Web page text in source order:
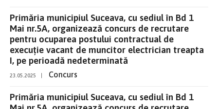
Primăria municipiul Suceava, cu sediul în Bd 1
Mai nr.5A, organizează concurs de recrutare
pentru ocuparea postului contractual de
execuție vacant de muncitor electrician treapta
I, pe perioadă nedeterminată
23.05.2025 Concurs
Primăria municipiul Suceava, cu sediul în Bd 1